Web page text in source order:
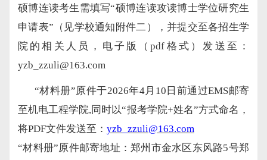
硕博连读考生需填写“硕博连读攻读博士学位研究生
申请表”（见学校通知 附件二），并提交至各招生学
院的相关人员，电子版（pdf格式）发送至：
yzb_zzuli@163.com
“材料册”原件于2026年4月10日前通过EMS邮寄
至机电工程学院,同时以“报考学院+姓名”方式命名，
将PDF文件发送至： yzb_zzuli@163.com
“材料册”原件邮寄地址 ：郑州市金水区东风路5号郑